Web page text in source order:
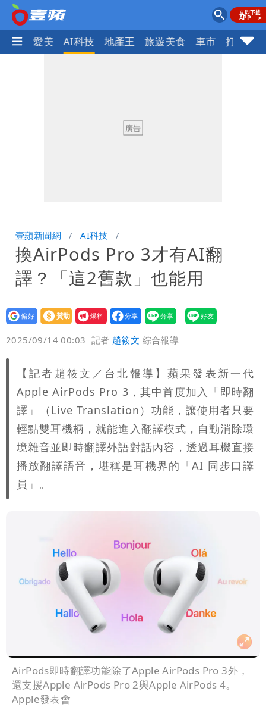
愛美 AI科技 地產王 旅遊美食 車市 打詐
壹蘋新聞網 AI科技
換AirPods Pro 3才有AI翻
譯？「這2舊款」也能用
設為
贊助
我要
爆料
2025/09/14 00:03 記者 趙筱文 綜合報導
【記者趙筱文／台北報導】蘋果發表新一代
Apple AirPods Pro 3，其中首度加入「即時翻
譯」（Live Translation）功能，讓使用者只要
輕點雙耳機柄，就能進入翻譯模式，自動消除環
境雜音並即時翻譯外語對話內容，透過耳機直接
播放翻譯語音，堪稱是耳機界的「AI 同步口譯
員」。
AirPods即時翻譯功能除了Apple AirPods Pro 3外，
還支援Apple AirPods Pro 2與Apple AirPods 4。
Apple發表會